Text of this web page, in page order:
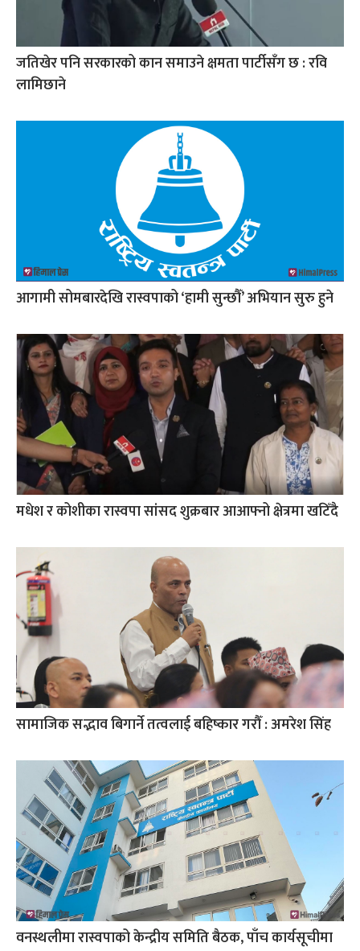
जतिखेर पनि सरकारको कान समाउने क्षमता पार्टीसँग छ : रवि
लामिछाने
आगामी सोमबारदेखि रास्वपाको ‘हामी सुन्छौँ’ अभियान सुरु हुने
मधेश र कोशीका रास्वपा सांसद शुक्रबार आआफ्नो क्षेत्रमा खटिँदै
सामाजिक सद्भाव बिगार्ने तत्वलाई बहिष्कार गरौँ : अमरेश सिंह
वनस्थलीमा रास्वपाको केन्द्रीय समिति बैठक, पाँच कार्यसूचीमा